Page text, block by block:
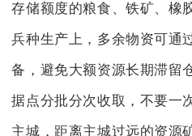
存储额度的粮食、铁矿、橡
兵种生产上，多余物资可通
备，避免大额资源长期滞留
据点分批分次收取，不要一
主城，距离主城过远的资源